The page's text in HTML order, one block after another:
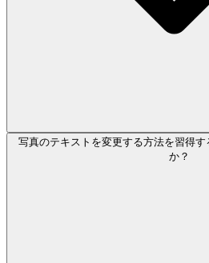
写真のテキストを変更する方法を習得
か？